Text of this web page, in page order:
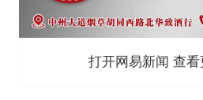
打开网易新闻 查